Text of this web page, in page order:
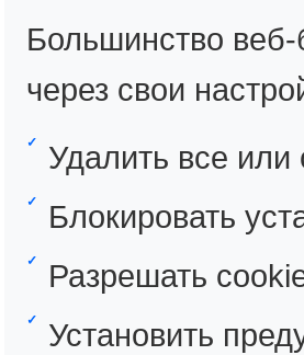
Большинство
через свои
Удалить все
Блокировать
Разрешать
Установить